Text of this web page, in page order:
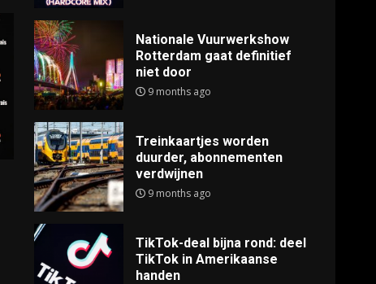
Nationale Vuurwerkshow
Rotterdam gaat definitief
niet door
9 months ago
Treinkaartjes worden
duurder, abonnementen
verdwijnen
9 months ago
TikTok-deal bijna rond: deel
TikTok in Amerikaanse
handen